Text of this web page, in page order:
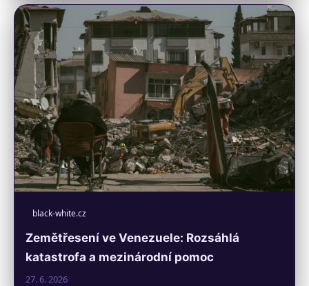
black-white.cz
Zemětřesení ve Venezuele: Rozsáhlá
katastrofa a mezinárodní pomoc
27. 6. 2026